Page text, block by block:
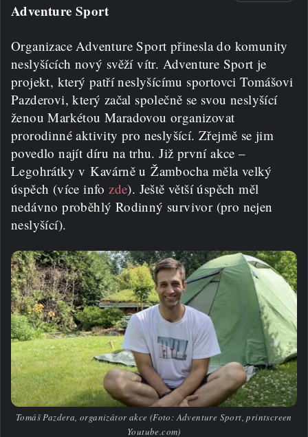
Adventure Sport
Organizace Adventure Sport přinesla do komunity
neslyšících nový svěží vítr. Adventure Sport je
projekt, který patří neslyšícímu sportovci Tomášovi
Pazderovi, který začal společně se svou neslyšící
ženou Markétou Maradovou organizovat
prorodinné aktivity pro neslyšící. Zřejmě se jim
povedlo najít díru na trhu. Již první akce –
Legohrátky v Kavárně u Žambocha měla velký
úspěch (více info zde). Ještě větší úspěch měl
nedávno proběhlý Rodinný survivor (pro nejen
neslyšící).
Tomáš Pazdera, organizátor akce (Foto: Adventure Sport, printscreen
Youtube.com)